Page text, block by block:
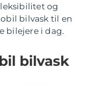
og
bilvask til en
bilejere i dag.
bilvask